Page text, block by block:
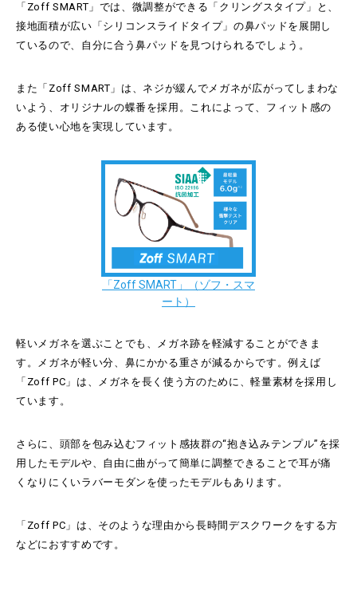
「Zoff SMART」では、微調整ができる「クリングスタイプ」と、
接地面積が広い「シリコンスライドタイプ」の鼻パッドを展開し
ているので、自分に合う鼻パッドを見つけられるでしょう。
また「Zoff SMART」は、ネジが緩んでメガネが広がってしまわな
いよう、オリジナルの蝶番を採用。これによって、フィット感の
ある使い心地を実現しています。
「Zoff SMART」（ゾフ・スマ
ート）
軽いメガネを選ぶことでも、メガネ跡を軽減することができま
す。メガネが軽い分、鼻にかかる重さが減るからです。例えば
「Zoff PC」は、メガネを長く使う方のために、軽量素材を採用し
ています。
さらに、頭部を包み込むフィット感抜群の“抱き込みテンプル”を採
用したモデルや、自由に曲がって簡単に調整できることで耳が痛
くなりにくいラバーモダンを使ったモデルもあります。
「Zoff PC」は、そのような理由から長時間デスクワークをする方
などにおすすめです。